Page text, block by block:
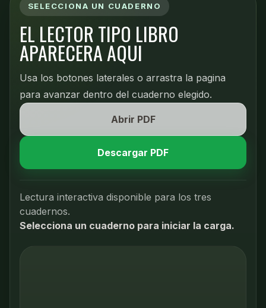
SELECCIONA UN CUADERNO
EL LECTOR TIPO LIBRO
APARECERA AQUI
Usa los botones laterales o arrastra la pagina
para avanzar dentro del cuaderno elegido.
Abrir PDF
Descargar PDF
Lectura interactiva disponible para los tres
cuadernos.
Selecciona un cuaderno para iniciar la carga.